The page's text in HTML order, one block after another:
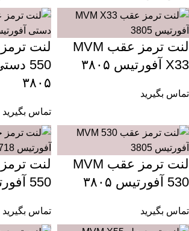
لنت ترمز عقب MVM
X33 آفورتیس ۳۸۰۵
تماس بگیرید
550
۳۸۰۵
تماس بگیرید
لنت ترمز عقب MVM
530 آفورتیس ۳۸۰۵
تماس بگیرید
550 آفورتیس ۱۷۱۸
تماس بگیرید